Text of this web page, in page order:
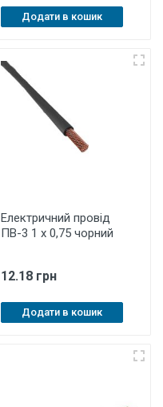
Додати в кошик
Електричний провід
ПВ-3 1 х 0,75 чорний
12.18 грн
Додати в кошик